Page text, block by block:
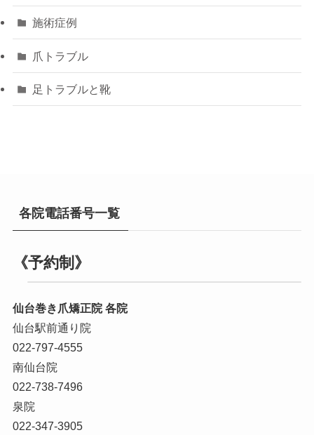
施術症例
爪トラブル
足トラブルと靴
各院電話番号一覧
《予約制》
仙台巻き爪矯正院 各院
仙台駅前通り院
022-797-4555
南仙台院
022-738-7496
泉院
022-347-3905